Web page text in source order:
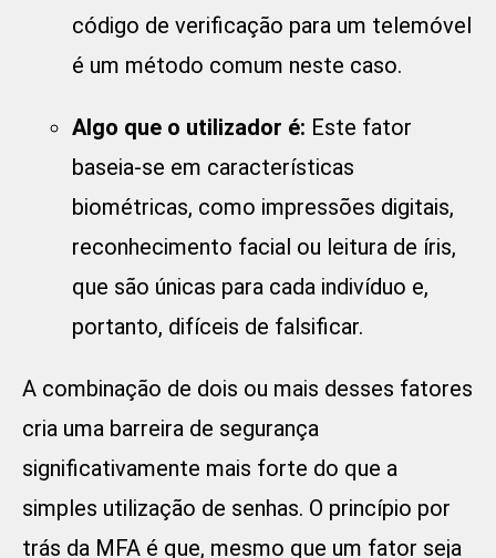
código de verificação para um telemóvel
é um método comum neste caso.
Algo que o utilizador é: Este fator
baseia-se em características
biométricas, como impressões digitais,
reconhecimento facial ou leitura de íris,
que são únicas para cada indivíduo e,
portanto, difíceis de falsificar.
A combinação de dois ou mais desses fatores
cria uma barreira de segurança
significativamente mais forte do que a
simples utilização de senhas. O princípio por
trás da MFA é que, mesmo que um fator seja